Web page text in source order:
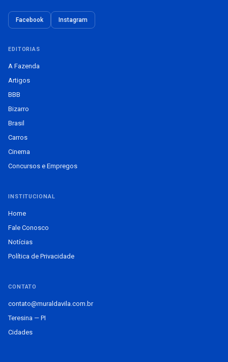
Facebook Instagram
EDITORIAS
A Fazenda
Artigos
BBB
Bizarro
Brasil
Carros
Cinema
Concursos e Empregos
INSTITUCIONAL
Home
Fale Conosco
Notícias
Política de Privacidade
CONTATO
contato@muraldavila.com.br
Teresina — PI
Cidades